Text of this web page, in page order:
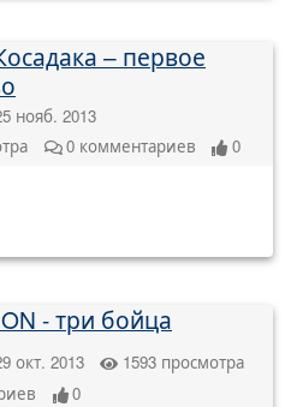
– первое
нояб. 2013
0 комментариев 0
- три бойца
окт. 2013 1593 просмотра
0